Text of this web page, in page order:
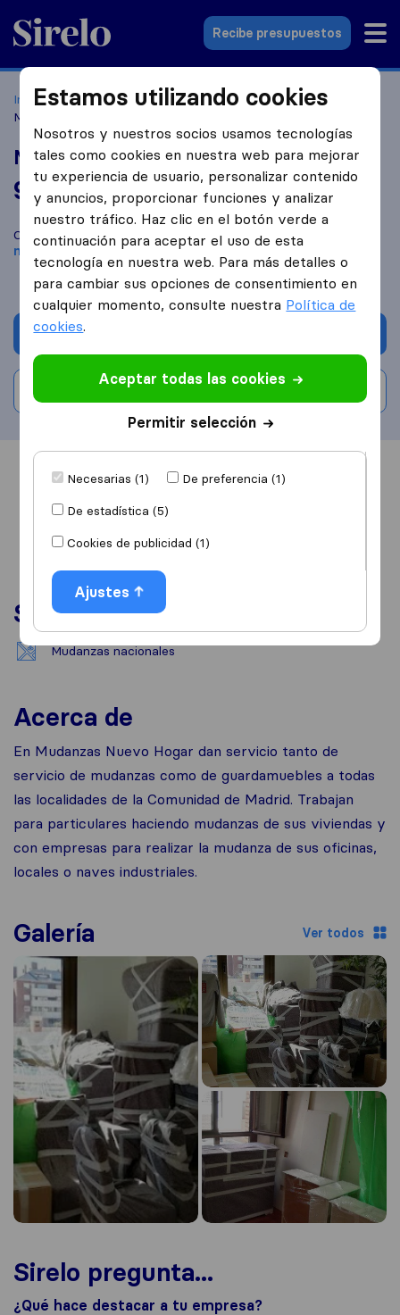
Sirelo.es
Recibe presupuestos
Inicio Empresas de mudanzas
Villanueva de la Cañada
Mudanzas Nuevo Hogar
Mudanzas Nuevo Hogar
9,6 basado en175
reseñas de Sirelo y Google
i
Compara Mudanzas Nuevo Hogar con otras empresas de
mudanzasdeVillanueva de la Cañada
Escribe una valoración
Información Valoraciones
Servicios
Mudanzas nacionales
Acerca de
En Mudanzas Nuevo Hogar dan servicio tanto de
servicio de mudanzas como de guardamuebles a todas
las localidades de la Comunidad de Madrid. Trabajan
para particulares haciendo mudanzas de sus viviendas y
con empresas para realizar la mudanza de sus oficinas,
locales o naves industriales.
Galería Ver todos
Sirelo pregunta...
¿Qué hace destacar a tu empresa?
Estamos utilizando cookies
Nosotros y nuestros socios usamos tecnologías
tales como cookies en nuestra web para mejorar
tu experiencia de usuario, personalizar contenido
y anuncios, proporcionar funciones y analizar
nuestro tráfico. Haz clic en el botón verde a
continuación para aceptar el uso de esta
tecnología en nuestra web. Para más detalles o
para cambiar sus opciones de consentimiento en
cualquier momento, consulte nuestra Política de
cookies.
Aceptar todas las cookies
Permitir selección
Necesarias (1)
De preferencia (1)
De estadística (5)
Cookies de publicidad (1)
Ajustes